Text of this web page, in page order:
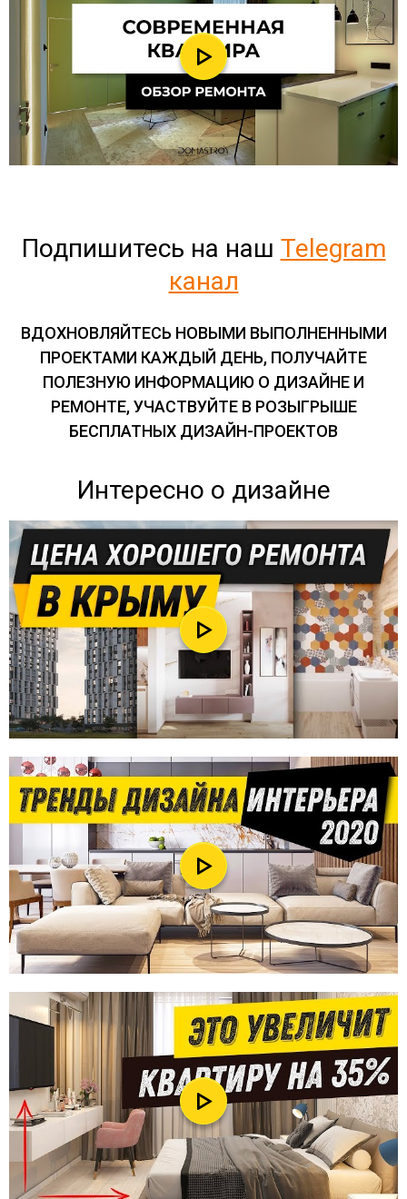
Подпишитесь на наш Telegram
канал
ВДОХНОВЛЯЙТЕСЬ НОВЫМИ ВЫПОЛНЕННЫМИ
ПРОЕКТАМИ КАЖДЫЙ ДЕНЬ, ПОЛУЧАЙТЕ
ПОЛЕЗНУЮ ИНФОРМАЦИЮ О ДИЗАЙНЕ И
РЕМОНТЕ, УЧАСТВУЙТЕ В РОЗЫГРЫШЕ
БЕСПЛАТНЫХ ДИЗАЙН-ПРОЕКТОВ
Интересно о дизайне